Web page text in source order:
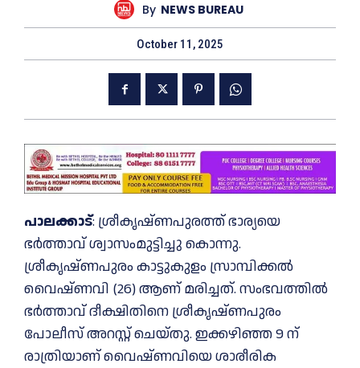
By NEWS BUREAU
October 11, 2025
പാലക്കാട്: ശ്രീകൃഷ്ണപുരത്ത് ഭാര്യയെ
ഭർത്താവ് ശ്വാസംമുട്ടിച്ചു കൊന്നു.
ശ്രീകൃഷ്ണപുരം കാട്ടുകുളം സ്രാമ്പിക്കല്‍
വൈഷ്ണവി (26) ആണ് മരിച്ചത്. സംഭവത്തില്‍
ഭർത്താവ് ദീക്ഷിതിനെ ശ്രീകൃഷ്ണപുരം
പോലീസ് അറസ്റ്റ് ചെയ്തു. ഇക്കഴിഞ്ഞ 9 ന്
രാത്രിയാണ് വൈഷ്ണവിയെ ശാരീരിക